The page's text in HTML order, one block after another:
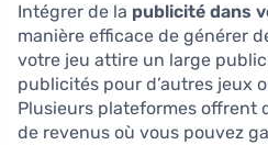
Intégrer de la publicité dans
manière efficace de générer
votre jeu attire un large
publicités pour d’autres jeux
Plusieurs plateformes offrent
de revenus où vous pouvez